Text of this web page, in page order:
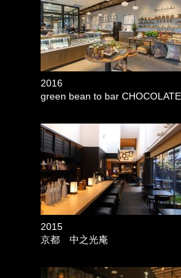
2016
green bean to bar
2015
京都 中之光庵